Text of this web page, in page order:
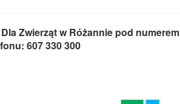
Zwierząt w Różannie pod numerem
607 330 300